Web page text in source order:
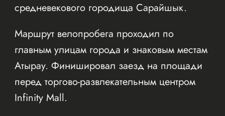
средневекового городища Сарайшык.
Маршрут велопробега проходил по
главным улицам города и знаковым местам
Атырау. Финишировал заезд на площади
перед торгово-развлекательным центром
Infinity Mall.